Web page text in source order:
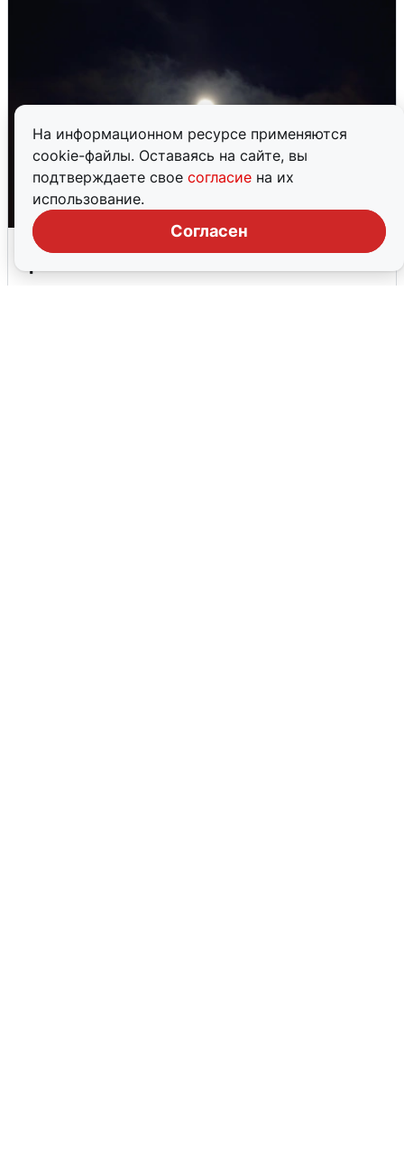
На информационном ресурсе применяются
cookie-файлы. Оставаясь на сайте, вы
подтверждаете свое согласие на их
использование.
Согласен
Взрывы в Воронеже после сигнала
тревоги